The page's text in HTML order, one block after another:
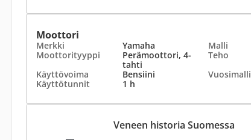
Moottori
Merkki Yamaha Malli
Moottorityyppi
Perämoottori, 4-
tahti
Teho
Käyttövoima
Bensiini Vuosimalli
Käyttötunnit
1 h
Veneen historia Suomessa